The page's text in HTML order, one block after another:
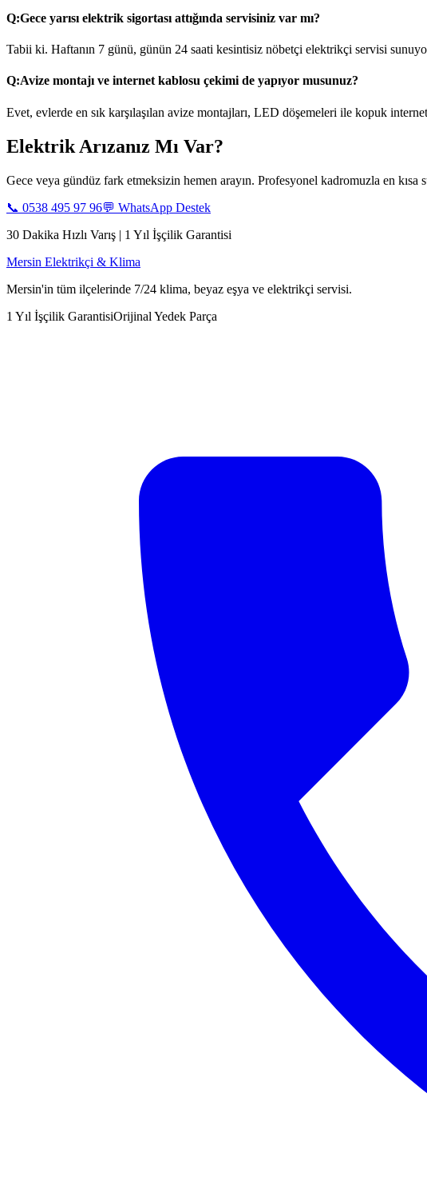
Q:Gece yarısı elektrik sigortası attığında servisiniz var mı?
Tabii ki. Haftanın 7 günü, günün 24 saati kesintisiz nöbetçi elektrikçi servisi
Q:Avize montajı ve internet kablosu çekimi de yapıyor musunuz?
Evet, evlerde en sık karşılaşılan avize montajları, LED döşemeleri ile kopuk
Elektrik Arızanız Mı Var?
Gece veya gündüz fark etmeksizin hemen arayın. Profesyonel kadromuzla en
📞 0538 495 97 96💬 WhatsApp Destek
30 Dakika Hızlı Varış | 1 Yıl İşçilik Garantisi
Mersin Elektrikçi & Klima
Mersin'in tüm ilçelerinde 7/24 klima, beyaz eşya ve elektrikçi servisi.
1 Yıl İşçilik GarantisiOrijinal Yedek Parça